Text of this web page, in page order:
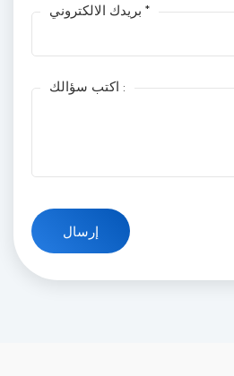
بريدك الالكتروني *
اكتب سؤالك :